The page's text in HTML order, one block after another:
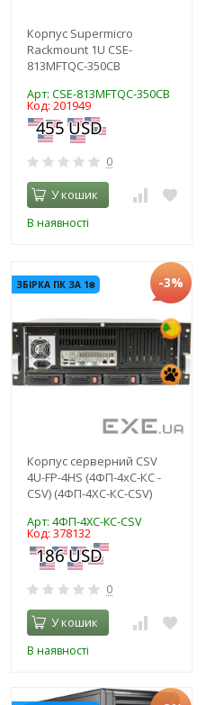
Корпус Supermicro
Rackmount 1U CSE-
813MFTQC-350CB
Арт: CSE-813MFTQC-350CB
Код: 201949
0
У кошик
В наявності
ЗБІРКА ПК ЗА 1₴ -3%
Корпус серверний CSV
4U-FP-4HS (4ФП-4хС-КС -
CSV) (4ФП-4ХС-КС-CSV)
Арт: 4ФП-4ХС-КС-CSV
Код: 378132
0
У кошик
В наявності